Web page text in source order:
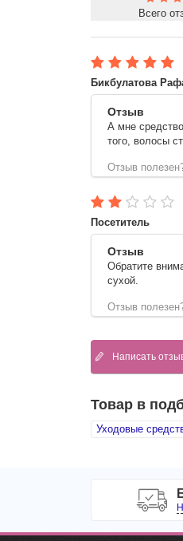
Всего
Бикбулатова
Отзыв
А мне
того, волосы
Отзыв
Посетитель
Отзыв
Обратите
сухой.
Отзыв
Написать
Товар в
Уходовые